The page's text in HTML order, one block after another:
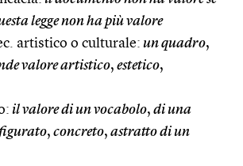
legge non ha più valore
artistico o culturale: un quadro,
valore artistico, estetico,
il valore di un vocabolo, di una
, concreto, astratto di un